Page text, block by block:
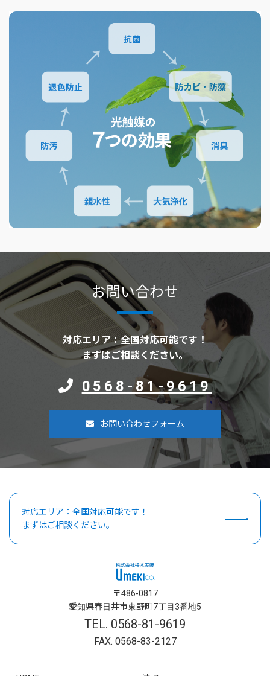
お問い合わせ
対応エリア：全国対応可能です！
まずはご相談ください。
0568-81-9619
お問い合わせフォーム
対応エリア：全国対応可能です！
まずはご相談ください。
〒486-0817
愛知県春日井市東野町7丁目3番地5
TEL. 0568-81-9619
FAX. 0568-83-2127